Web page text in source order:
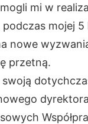
mi w
mojej 5
nowe
przetną.